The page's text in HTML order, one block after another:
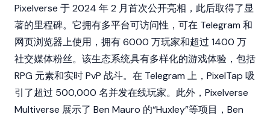
Pixelverse 于 2024 年 2 月首次公开亮相，此后取得了显
著的里程碑。它拥有多平台可访问性，可在 Telegram 和
网页浏览器上使用，拥有 6000 万玩家和超过 1400 万
社交媒体粉丝。该生态系统具有多样化的游戏体验，包括
RPG 元素和实时 PvP 战斗。在 Telegram 上，PixelTap 吸
引了超过 500,000 名并发在线玩家。此外，Pixelverse
Multiverse 展示了 Ben Mauro 的“Huxley”等项目，Ben